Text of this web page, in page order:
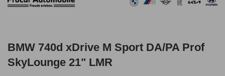
BMW 740d xDrive M Sport DA/PA Prof
SkyLounge 21" LMR